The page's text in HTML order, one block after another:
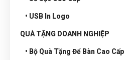
• USB In Logo
QUÀ TẶNG DOANH NGHIỆP
• Bộ Quà Tặng Để Bàn Cao Cấp